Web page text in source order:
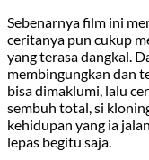
Sebenarnya film ini
ceritanya pun cukup
yang terasa dangkal.
membingungkan dan
bisa dimaklumi, lalu
sembuh total, si
kehidupan yang ia
lepas begitu saja.